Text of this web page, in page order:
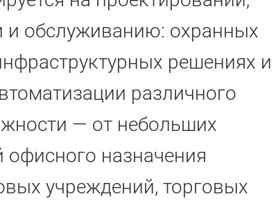
и обслуживанию: охранных
решениях и
различного
— от небольших
назначения
учреждений, торговых